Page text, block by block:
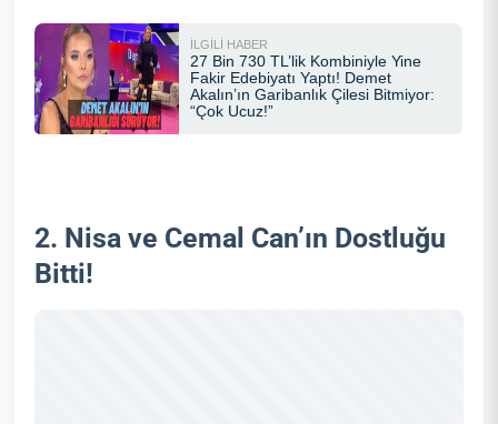
2. Nisa ve Cemal Can’ın Dostluğu
Bitti!